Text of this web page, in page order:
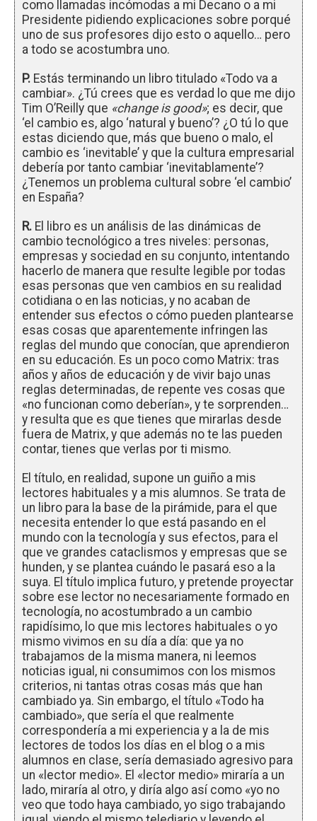
como llamadas incómodas a mi Decano o a mi
Presidente pidiendo explicaciones sobre porqué
uno de sus profesores dijo esto o aquello… pero
a todo se acostumbra uno.
P. Estás terminando un libro titulado «Todo va a
cambiar». ¿Tú crees que es verdad lo que me dijo
Tim O’Reilly que «change is good»; es decir, que
‘el cambio es, algo ‘natural y bueno’? ¿O tú lo que
estas diciendo que, más que bueno o malo, el
cambio es ‘inevitable’ y que la cultura empresarial
debería por tanto cambiar ‘inevitablamente’?
¿Tenemos un problema cultural sobre ‘el cambio’
en España?
R. El libro es un análisis de las dinámicas de
cambio tecnológico a tres niveles: personas,
empresas y sociedad en su conjunto, intentando
hacerlo de manera que resulte legible por todas
esas personas que ven cambios en su realidad
cotidiana o en las noticias, y no acaban de
entender sus efectos o cómo pueden plantearse
esas cosas que aparentemente infringen las
reglas del mundo que conocían, que aprendieron
en su educación. Es un poco como Matrix: tras
años y años de educación y de vivir bajo unas
reglas determinadas, de repente ves cosas que
«no funcionan como deberían», y te sorprenden…
y resulta que es que tienes que mirarlas desde
fuera de Matrix, y que además no te las pueden
contar, tienes que verlas por ti mismo.
El título, en realidad, supone un guiño a mis
lectores habituales y a mis alumnos. Se trata de
un libro para la base de la pirámide, para el que
necesita entender lo que está pasando en el
mundo con la tecnología y sus efectos, para el
que ve grandes cataclismos y empresas que se
hunden, y se plantea cuándo le pasará eso a la
suya. El título implica futuro, y pretende proyectar
sobre ese lector no necesariamente formado en
tecnología, no acostumbrado a un cambio
rapidísimo, lo que mis lectores habituales o yo
mismo vivimos en su día a día: que ya no
trabajamos de la misma manera, ni leemos
noticias igual, ni consumimos con los mismos
criterios, ni tantas otras cosas más que han
cambiado ya. Sin embargo, el título «Todo ha
cambiado», que sería el que realmente
correspondería a mi experiencia y a la de mis
lectores de todos los días en el blog o a mis
alumnos en clase, sería demasiado agresivo para
un «lector medio». El «lector medio» miraría a un
lado, miraría al otro, y diría algo así como «yo no
veo que todo haya cambiado, yo sigo trabajando